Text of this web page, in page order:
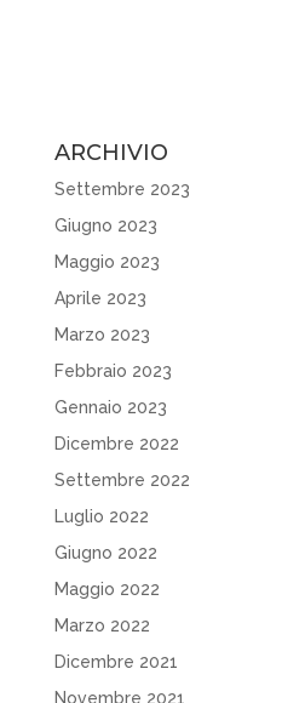
ARCHIVIO
Settembre 2023
Giugno 2023
Maggio 2023
Aprile 2023
Marzo 2023
Febbraio 2023
Gennaio 2023
Dicembre 2022
Settembre 2022
Luglio 2022
Giugno 2022
Maggio 2022
Marzo 2022
Dicembre 2021
Novembre 2021